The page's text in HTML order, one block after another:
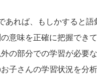
あれば、もしかすると語
意味を正確に把握でき
の部分での学習が必要
子さんの学習状況を分